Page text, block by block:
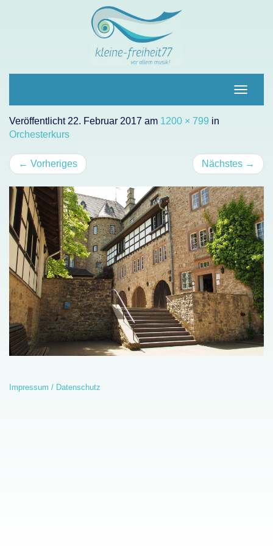
Veröffentlicht 22. Februar 2017 am 1200 × 799 in
Orchesterkurs
← Vorheriges Nächstes →
Impressum / Datenschutz